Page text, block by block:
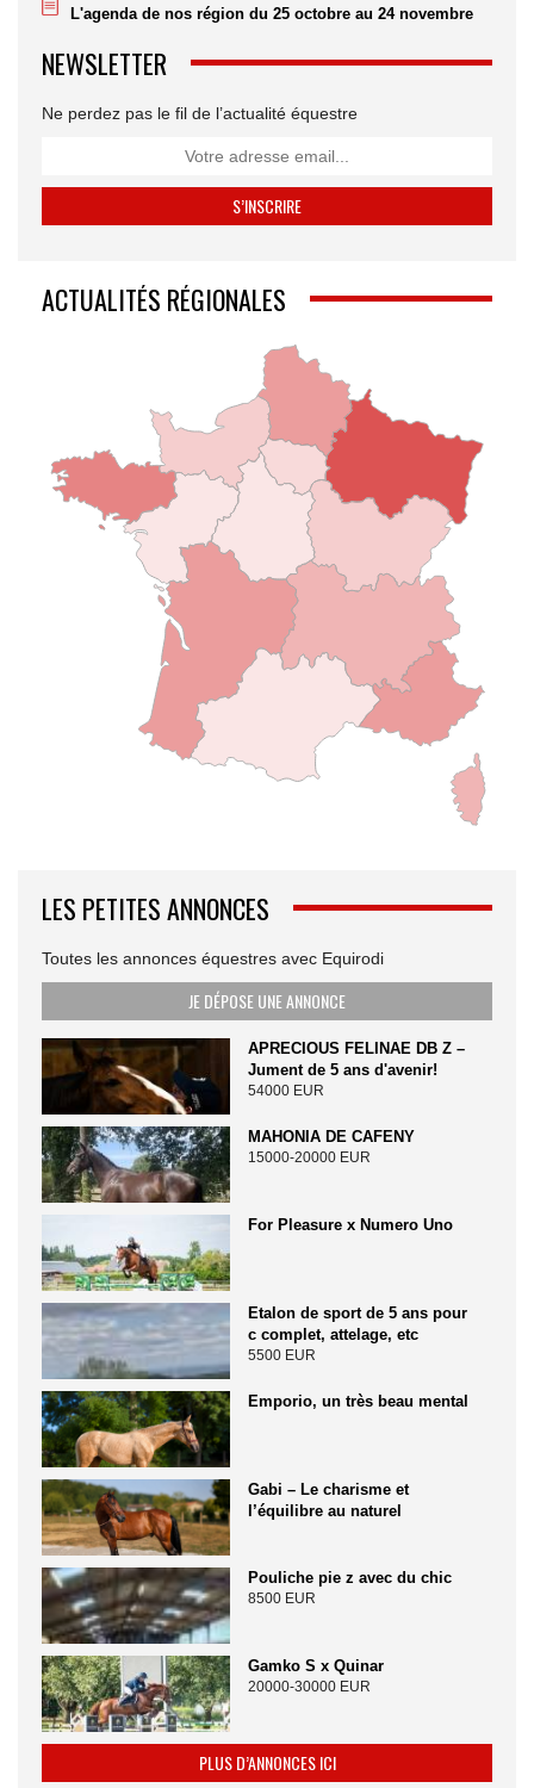
L'agenda de nos région du 25 octobre au 24 novembre
NEWSLETTER
Ne perdez pas le fil de l’actualité équestre
ACTUALITÉS RÉGIONALES
LES PETITES ANNONCES
Toutes les annonces équestres avec Equirodi
JE DÉPOSE UNE ANNONCE
APRECIOUS FELINAE DB Z –
Jument de 5 ans d'avenir!
54000 EUR
MAHONIA DE CAFENY
15000-20000 EUR
For Pleasure x Numero Uno
Etalon de sport de 5 ans pour
c complet, attelage, etc
5500 EUR
Emporio, un très beau mental
Gabi – Le charisme et
l’équilibre au naturel
Pouliche pie z avec du chic
8500 EUR
Gamko S x Quinar
20000-30000 EUR
PLUS D’ANNONCES ICI